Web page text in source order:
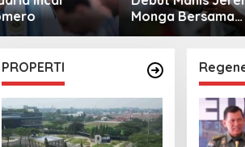
Monga Bersama
Manchester City
ke
PROPERTI